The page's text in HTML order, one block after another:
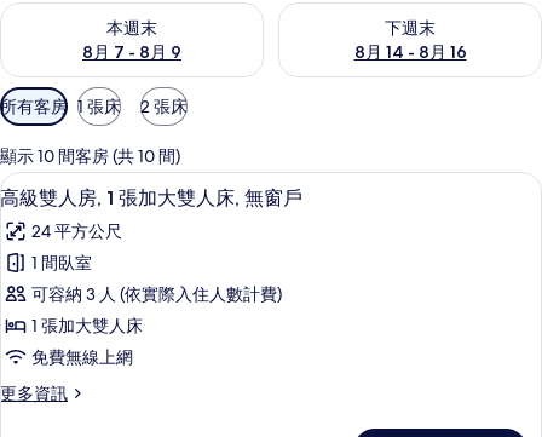
本週末
8月 7 - 8月 9
查看本週末 (8月 7 - 8月 9) 的供應情況
下週末
8月 14 - 8月 16
查看下週末 (8月 14 - 8月 16)
可
用
的
客
房
篩
選
條
所有客房 1 張床 2 張床
顯示 10 間客房 (共 10 間)
顯
示
高
級
雙
人
1
高級雙人房, 1 張加大雙人床, 無窗戶 |
4
高級雙人房, 1 張加大雙人床, 無窗戶
24 平方公尺
1 間臥室
可容納 3 人 (依實際入住人數計費)
1 張加大雙人床
免費無線上網
更多資訊
更